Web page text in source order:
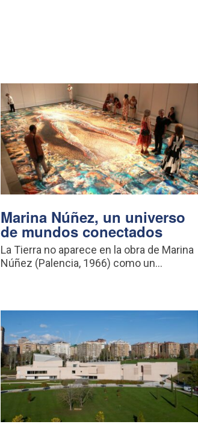
Marina Núñez, un universo
de mundos conectados
La Tierra no aparece en la obra de Marina
Núñez (Palencia, 1966) como un...